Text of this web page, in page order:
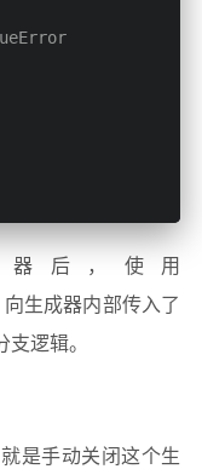
后，使用
向生成器内部传入了
逻辑。
是手动关闭这个生